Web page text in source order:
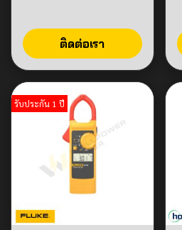
ติดต่อเรา
รับประกัน 1 ปี